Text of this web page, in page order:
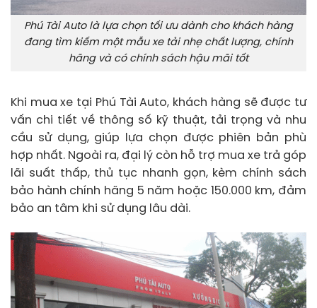
Phú Tài Auto là lựa chọn tối ưu dành cho khách hàng
đang tìm kiếm một mẫu xe tải nhẹ chất lượng, chính
hãng và có chính sách hậu mãi tốt
Khi mua xe tại Phú Tài Auto, khách hàng sẽ được tư
vấn chi tiết về thông số kỹ thuật, tải trọng và nhu
cầu sử dụng, giúp lựa chọn được phiên bản phù
hợp nhất. Ngoài ra, đại lý còn hỗ trợ mua xe trả góp
lãi suất thấp, thủ tục nhanh gọn, kèm chính sách
bảo hành chính hãng 5 năm hoặc 150.000 km, đảm
bảo an tâm khi sử dụng lâu dài.